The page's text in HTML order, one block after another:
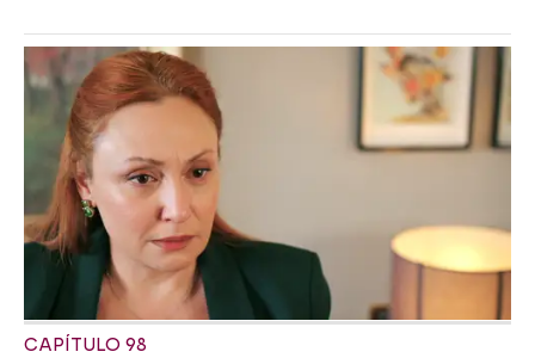
CAPÍTULO 98